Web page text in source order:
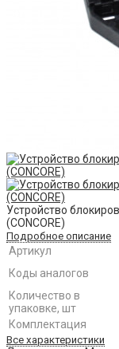
Устройство
(CONCORE)
Подробное описание
Артикул
Коды аналогов
Количество в
упаковке, шт
Комплектация
Все характеристики